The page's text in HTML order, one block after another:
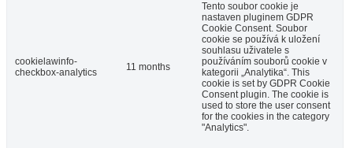
cookielawinfo-
checkbox-analytics
11 months
Tento soubor cookie je
nastaven pluginem GDPR
Cookie Consent. Soubor
cookie se používá k uložení
souhlasu uživatele s
používáním souborů cookie v
kategorii „Analytika“. This
cookie is set by GDPR Cookie
Consent plugin. The cookie is
used to store the user consent
for the cookies in the category
"Analytics".